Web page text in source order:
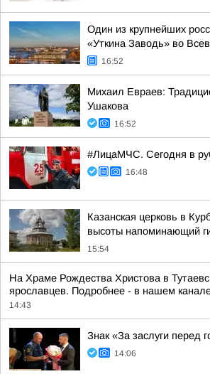
Один из крупнейших
«Уткина Заводь» во
16:52
Михаил Евраев:
Ушакова
16:52
#ЛицаМЧС. Сегодня в
16:48
Казанская церковь в
высоты напоминающий
15:54
На Храме Рождества Христова в
ярославцев. Подробнее - в нашем
14:43
Знак «За заслуги перед
14:06